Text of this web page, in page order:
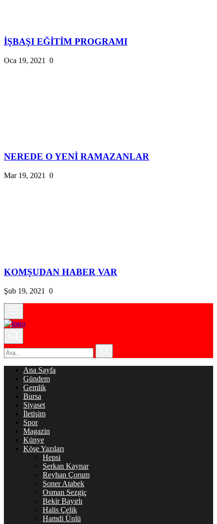
İŞBAŞI EĞİTİM PROGRAMI
Oca 19, 2021 0
NEREDE O YENİ RAMAZANLAR
Mar 19, 2021 0
KOMŞUDAN HABER VAR
Şub 19, 2021 0
Ana Sayfa
Gündem
Gemlik
Bursa
Siyaset
İletişim
Spor
Magazin
Künye
Köşe Yazıları
Hepsi
Serkan Kaynar
Reyhan Çorum
Soner Atabek
Osman Sezgiç
Bekir Bayırlı
Halis Çelik
Hamdi Ünlü